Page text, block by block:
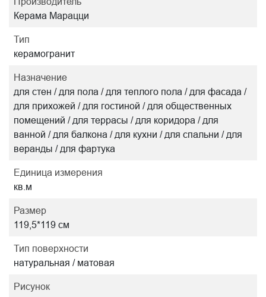
Керама Марацци
Тип
керамогранит
Назначение
для стен / для пола / для теплого пола / для фасада /
для прихожей / для гостиной / для общественных
помещений / для террасы / для коридора / для
ванной / для балкона / для кухни / для спальни / для
веранды / для фартука
Единица измерения
кв.м
Размер
119,5*119 см
Тип поверхности
натуральная / матовая
Рисунок